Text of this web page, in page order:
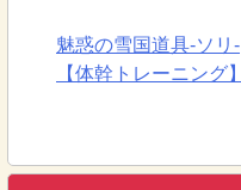
投
ナ
魅惑の雪国道具-ソリ-
【体幹トレーニング】